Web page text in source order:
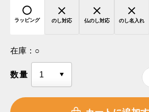
ラッピング のし対応 仏のし対応 のし名入れ
在庫： ○
数量